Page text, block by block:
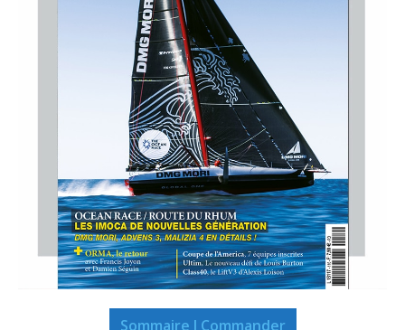
Sommaire I Commander